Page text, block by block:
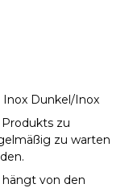
Inox Dunkel/Inox
zu
zu warten
von den